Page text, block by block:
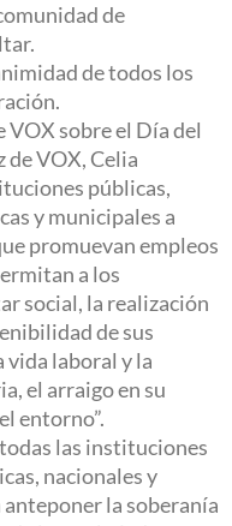
de
de todos los
VOX sobre el Día del
de VOX, Celia
públicas,
y municipales a
promuevan empleos
a los
social, la realización
de sus
laboral y la
el arraigo en su
entorno”.
las instituciones
nacionales y
la soberanía